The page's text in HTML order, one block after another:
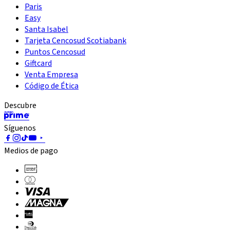
Paris
Easy
Santa Isabel
Tarjeta Cencosud Scotiabank
Puntos Cencosud
Giftcard
Venta Empresa
Código de Ética
Descubre
Síguenos
Medios de pago